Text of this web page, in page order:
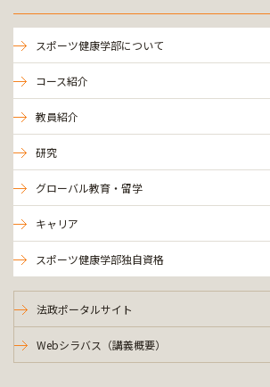
スポーツ健康学部について
コース紹介
教員紹介
研究
グローバル教育・留学
キャリア
スポーツ健康学部独自資格
法政ポータルサイト
Webシラバス（講義概要）